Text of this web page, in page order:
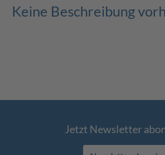
Keine Beschreibung
Jetzt Newsletter